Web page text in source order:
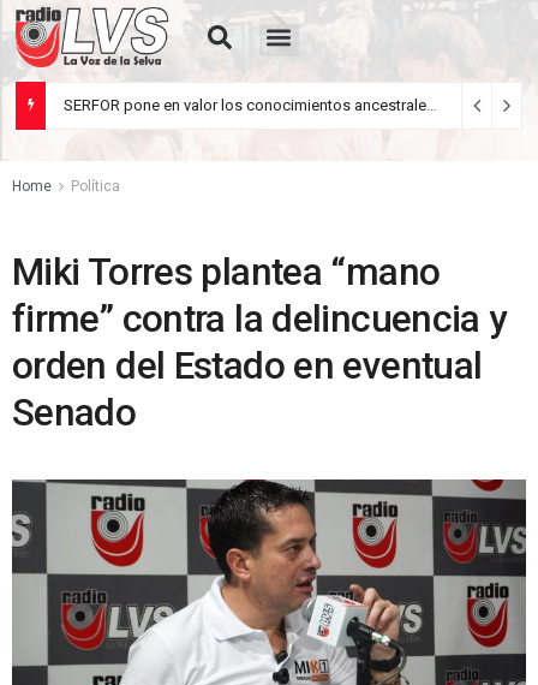
Rua de Letrades agosto 5, 2026
Home Política
Miki Torres plantea “mano
firme” contra la delincuencia y
orden del Estado en eventual
Senado